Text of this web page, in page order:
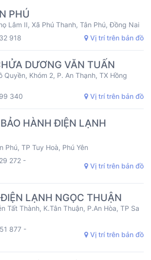
PHÚ
Lâm II, Xã Phú Thanh, Tân Phú, Đồng Nai
918 Vị trí trên bản đồ
DƯƠNG VĂN TUẤN
Khóm 2, P. An Thạnh, TX Hồng
340 Vị trí trên bản đồ
HÀNH ĐIỆN LẠNH
Phú, TP Tuy Hoà, Phú Yên
272 -
Vị trí trên bản đồ
LẠNH NGỌC THUẬN
Tất Thành, K.Tân Thuận, P.An Hòa, TP Sa
877 -
Vị trí trên bản đồ